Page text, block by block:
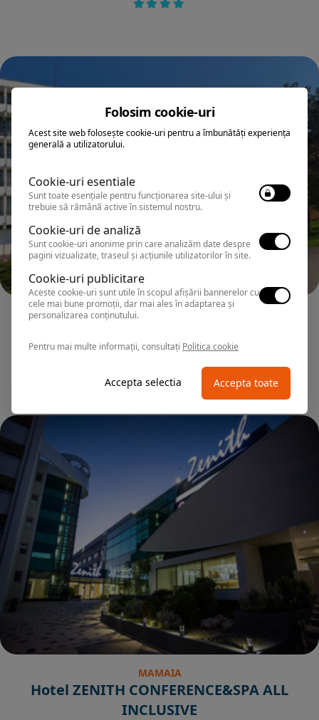
MAMAIA
Hotel ZENITH CONFERENCE&SPA ALL
INCLUSIVE
Folosim cookie-uri
Acest site web folosește cookie-uri pentru a îmbunătăți experiența
generală a utilizatorului.
Cookie-uri esentiale
Sunt toate esențiale pentru funcționarea site-ului și
trebuie să rămână active în sistemul nostru.
Cookie-uri de analiză
Sunt cookie-uri anonime prin care analizăm date despre
pagini vizualizate, traseul și acțiunile utilizatorilor în site.
Cookie-uri publicitare
Aceste cookie-uri sunt utile în scopul afișării bannerelor cu
cele mai bune promoții, dar mai ales în adaptarea și
personalizarea conținutului.
Pentru mai multe informații, consultați Politica cookie
Accepta selectia Accepta toate